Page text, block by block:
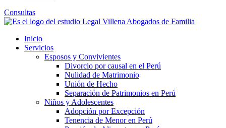
Consultas
Inicio
Servicios
Esposos y Convivientes
Divorcio por causal en el Perú
Nulidad de Matrimonio
Unión de Hecho
Separación de Patrimonios en Perú
Niños y Adolescentes
Adopción por Excepción
Tenencia de Menor en Perú